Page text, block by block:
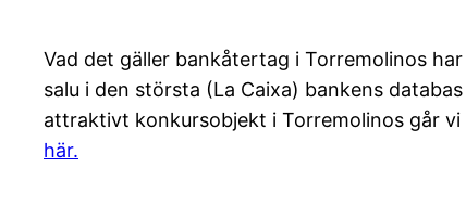
Vad det gäller bankåtertag i Torremolinos
salu i den största (La Caixa) bankens
attraktivt konkursobjekt i Torremolinos går
här.